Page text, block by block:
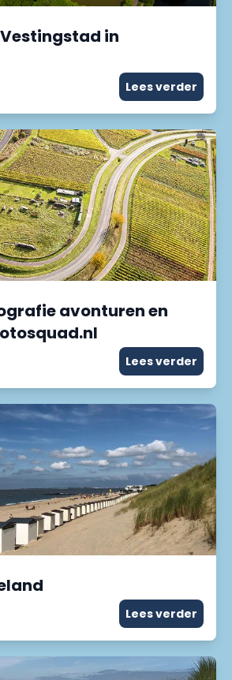
Vestingstad in
Lees verder
avonturen en
Lees verder
Lees verder